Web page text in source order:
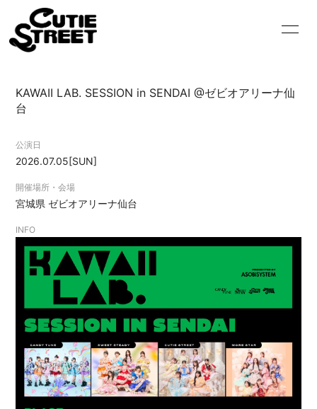
SCHEDULE PROFILE
GOODS
BLOG
RADIO
Q&A
会員登録 ログイン
KAWAII LAB. SESSION in SENDAI @ゼビオアリーナ仙
台
公演日
2026.07.05[SUN]
開催場所・会場
宮城県 ゼビオアリーナ仙台
INFO